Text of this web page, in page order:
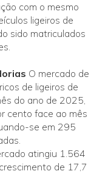
com o mesmo
ligeiros de
sido matriculados
O mercado de
de ligeiros de
do ano de 2025,
cento face ao mês
se em 295
atingiu 1.564
de 17,7